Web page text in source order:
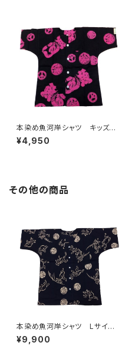
濱いちシャツ 焼津 浜通り
港町
本染め魚河岸シャツ キッズ用1
10サイズ 認定証付き 木綿
晒 平和柄 黒×ピンク 子供
町
¥4,950
その他の商品
本染め魚河岸シャツ Lサイ
ズ 国宝・鳥獣戯画 高山寺公
認 認定証付き 木綿晒 黒×
¥9,900